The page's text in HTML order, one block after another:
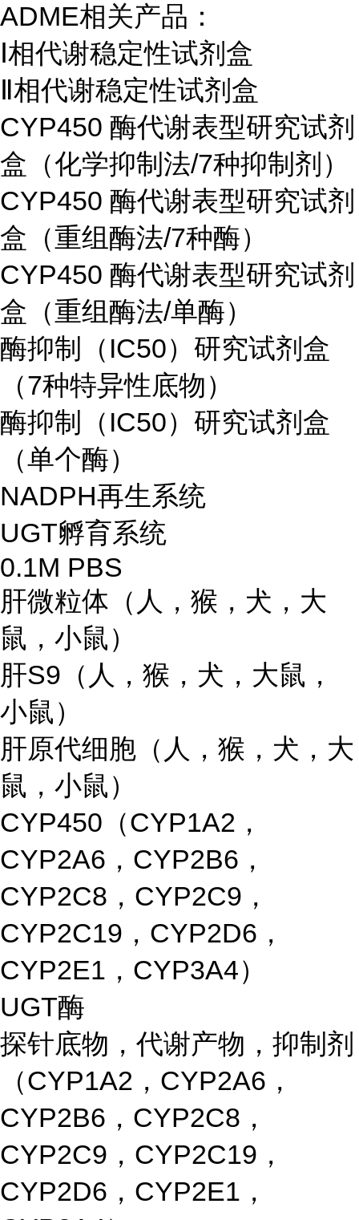
ADME相关产品：
Ⅰ相代谢稳定性试剂盒
Ⅱ相代谢稳定性试剂盒
CYP450 酶代谢表型研究试剂
盒（化学抑制法/7种抑制剂）
CYP450 酶代谢表型研究试剂
盒（重组酶法/7种酶）
CYP450 酶代谢表型研究试剂
盒（重组酶法/单酶）
酶抑制（IC50）研究试剂盒
（7种特异性底物）
酶抑制（IC50）研究试剂盒
（单个酶）
NADPH再生系统
UGT孵育系统
0.1M PBS
肝微粒体（人，猴，犬，大
鼠，小鼠）
肝S9（人，猴，犬，大鼠，
小鼠）
肝原代细胞（人，猴，犬，大
鼠，小鼠）
CYP450（CYP1A2，
CYP2A6，CYP2B6，
CYP2C8，CYP2C9，
CYP2C19，CYP2D6，
CYP2E1，CYP3A4）
UGT酶
探针底物，代谢产物，抑制剂
（CYP1A2，CYP2A6，
CYP2B6，CYP2C8，
CYP2C9，CYP2C19，
CYP2D6，CYP2E1，